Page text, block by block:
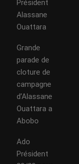
Président
Alassane
Ouattara
Grande
parade de
cloture de
campagne
d’Alassane
Ouattara a
Abobo
Ado
Président